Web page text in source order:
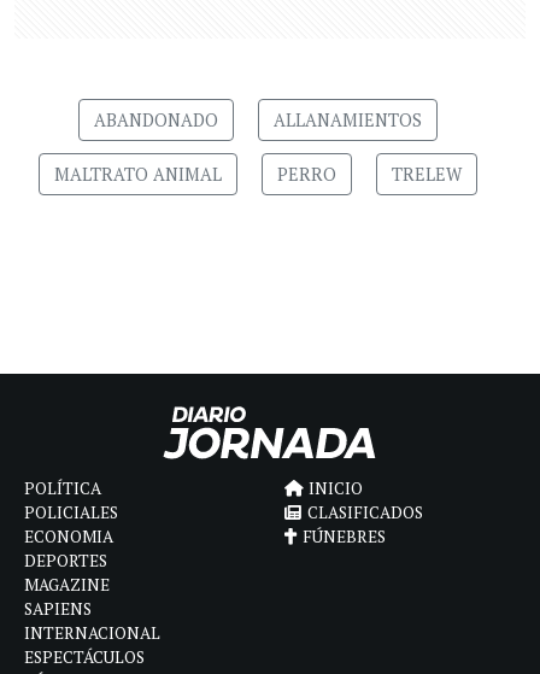
ABANDONADO ALLANAMIENTOS
MALTRATO ANIMAL PERRO TRELEW
POLÍTICA
POLICIALES
ECONOMIA
DEPORTES
MAGAZINE
SAPIENS
INTERNACIONAL
ESPECTÁCULOS
INICIO
CLASIFICADOS
FÚNEBRES